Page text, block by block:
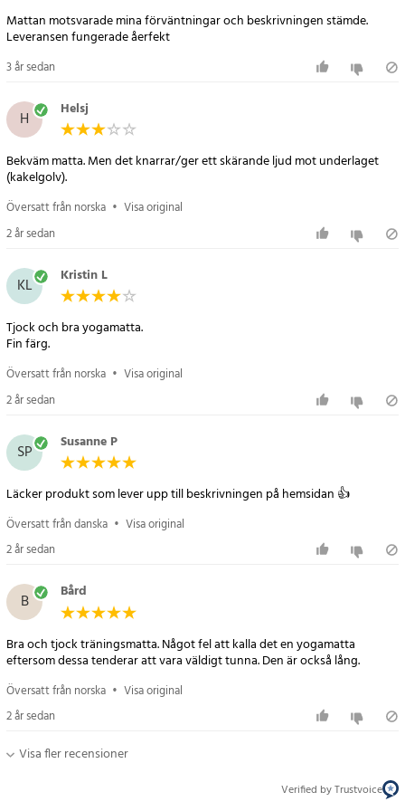
Mattan motsvarade mina förväntningar och beskrivningen stämde.
Leveransen fungerade åerfekt
3 år sedan
H Helsj
Bekväm matta. Men det knarrar/ger ett skärande ljud mot underlaget
(kakelgolv).
Översatt från norska • Visa original
2 år sedan
KL Kristin L
Tjock och bra yogamatta.
Fin färg.
Översatt från norska • Visa original
2 år sedan
SP Susanne P
Läcker produkt som lever upp till beskrivningen på hemsidan 👍
Översatt från danska • Visa original
2 år sedan
B Bård
Bra och tjock träningsmatta. Något fel att kalla det en yogamatta
eftersom dessa tenderar att vara väldigt tunna. Den är också lång.
Översatt från norska • Visa original
2 år sedan
Visa fler recensioner
Verified by Trustvoice